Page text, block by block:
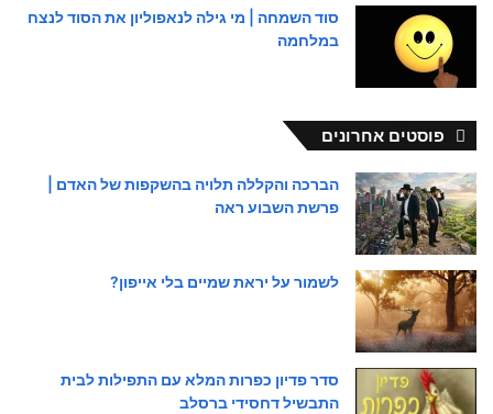
סוד השמחה | מי גילה לנאפוליון את הסוד לנצח
במלחמה
פוסטים אחרונים
הברכה והקללה תלויה בהשקפות של האדם |
פרשת השבוע ראה
לשמור על יראת שמיים בלי אייפון?
סדר פדיון כפרות המלא עם התפילות לבית
התבשיל דחסידי ברסלב